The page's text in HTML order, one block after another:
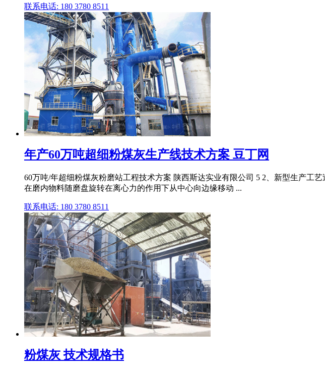
联系电话: 180 3780 8511
年产60万吨超细粉煤灰生产线技术方案 豆丁网
60万吨/年超细粉煤灰粉磨站工程技术方案 陕西斯达实业有限公司 5 2、新型生产工
在磨内物料随磨盘旋转在离心力的作用下从中心向边缘移动 ...
联系电话: 180 3780 8511
粉煤灰 技术规格书